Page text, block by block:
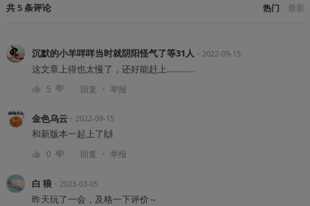
共 5条评论 热门 最新
沉默的小羊咩咩当时就阴阳怪气了等31人 ・ 2022-09-15
这文章上得也太慢了，还好能赶上…………
5 回复 ・ 举报
金色乌云・ 2022-09-15
和新版本一起上了🙌
0 回复 ・ 举报
白 狼・ 2023-03-05
昨天玩了一会，及格一下评价～